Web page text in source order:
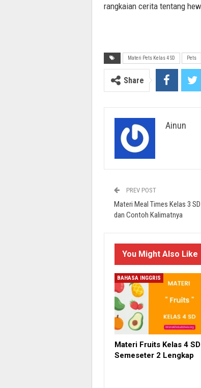
rangkaian cerita tentang
Materi Pets Kelas 4 SD Pets
Share
Ainun
PREV POST
Materi Meal Times Kelas 3
dan Contoh Kalimatnya
You Might Also Like
BAHASA INGGRIS
Materi Fruits Kelas 4 SD
Semeseter 2 Lengkap